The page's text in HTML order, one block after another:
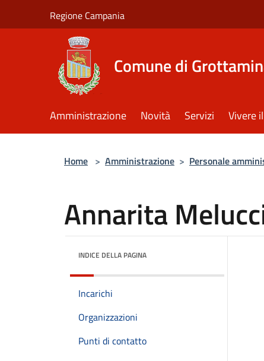
Regione Campania
Comune di
Amministrazione Novità Servizi Vivere
Home > Amministrazione > Personale
Annarita
INDICE DELLA PAGINA
Incarichi
Organizzazioni
Punti di contatto